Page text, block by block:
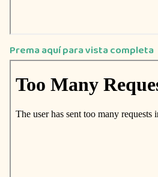
Prema aquí para vista completa
al